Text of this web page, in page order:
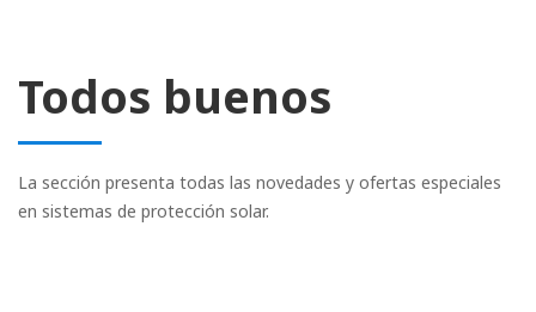
Todos buenos
La sección presenta todas las novedades y ofertas especiales
en sistemas de protección solar.